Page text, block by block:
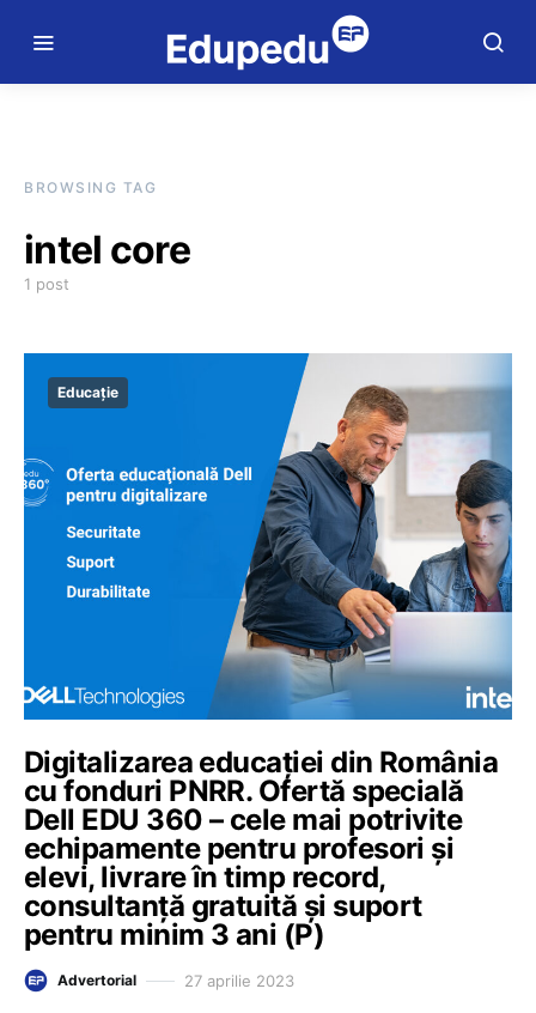
BROWSING TAG
intel core
1 post
Educație
Digitalizarea educației din România
cu fonduri PNRR. Ofertă specială
Dell EDU 360 – cele mai potrivite
echipamente pentru profesori și
elevi, livrare în timp record,
consultanță gratuită și suport
pentru minim 3 ani (P)
Advertorial 27 aprilie 2023